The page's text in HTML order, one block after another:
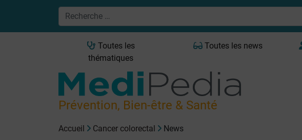
Toutes les
thématiques
Toutes les news
Prévention, Bien-être & Santé
Accueil Cancer colorectal News